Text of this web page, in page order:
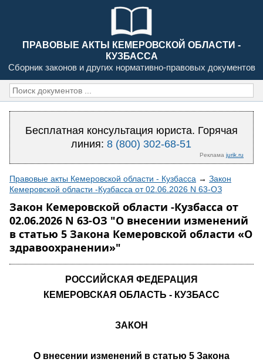
ПРАВОВЫЕ АКТЫ КЕМЕРОВСКОЙ ОБЛАСТИ -
КУЗБАССА
Сборник законов и других нормативно-правовых документов
Бесплатная консультация юриста. Горячая
линия:8 (800) 302-68-51
Реклама jurik.ru
Правовые акты Кемеровской области - Кузбасса → Закон
Кемеровской области -Кузбасса от 02.06.2026 N 63-ОЗ
Закон Кемеровской области -Кузбасса от
02.06.2026 N 63-ОЗ "О внесении изменений
в статью 5 Закона Кемеровской области «О
здравоохранении»"
РОССИЙСКАЯ ФЕДЕРАЦИЯ
КЕМЕРОВСКАЯ ОБЛАСТЬ - КУЗБАСС
ЗАКОН
О внесении изменений в статью 5 Закона